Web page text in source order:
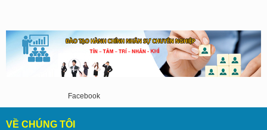
1.445lượt xem
Facebook
VỀ CHÚNG TÔI